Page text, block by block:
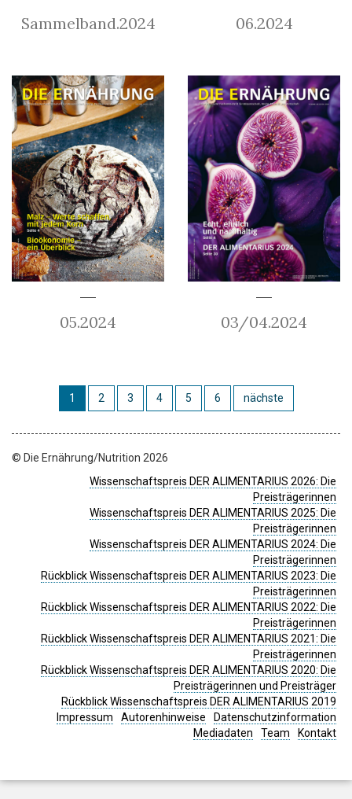
Sammelband.2024 06.2024
05.2024 03/04.2024
1 2 3 4 5 6 nächste
© Die Ernährung/Nutrition 2026
Wissenschaftspreis DER ALIMENTARIUS 2026: Die
Preisträgerinnen
Wissenschaftspreis DER ALIMENTARIUS 2025: Die
Preisträgerinnen
Wissenschaftspreis DER ALIMENTARIUS 2024: Die
Preisträgerinnen
Rückblick Wissenschaftspreis DER ALIMENTARIUS 2023: Die
Preisträgerinnen
Rückblick Wissenschaftspreis DER ALIMENTARIUS 2022: Die
Preisträgerinnen
Rückblick Wissenschaftspreis DER ALIMENTARIUS 2021: Die
Preisträgerinnen
Rückblick Wissenschaftspreis DER ALIMENTARIUS 2020: Die
Preisträgerinnen und Preisträger
Rückblick Wissenschaftspreis DER ALIMENTARIUS 2019
Impressum
Autorenhinweise
Datenschutzinformation
Mediadaten
Team Kontakt